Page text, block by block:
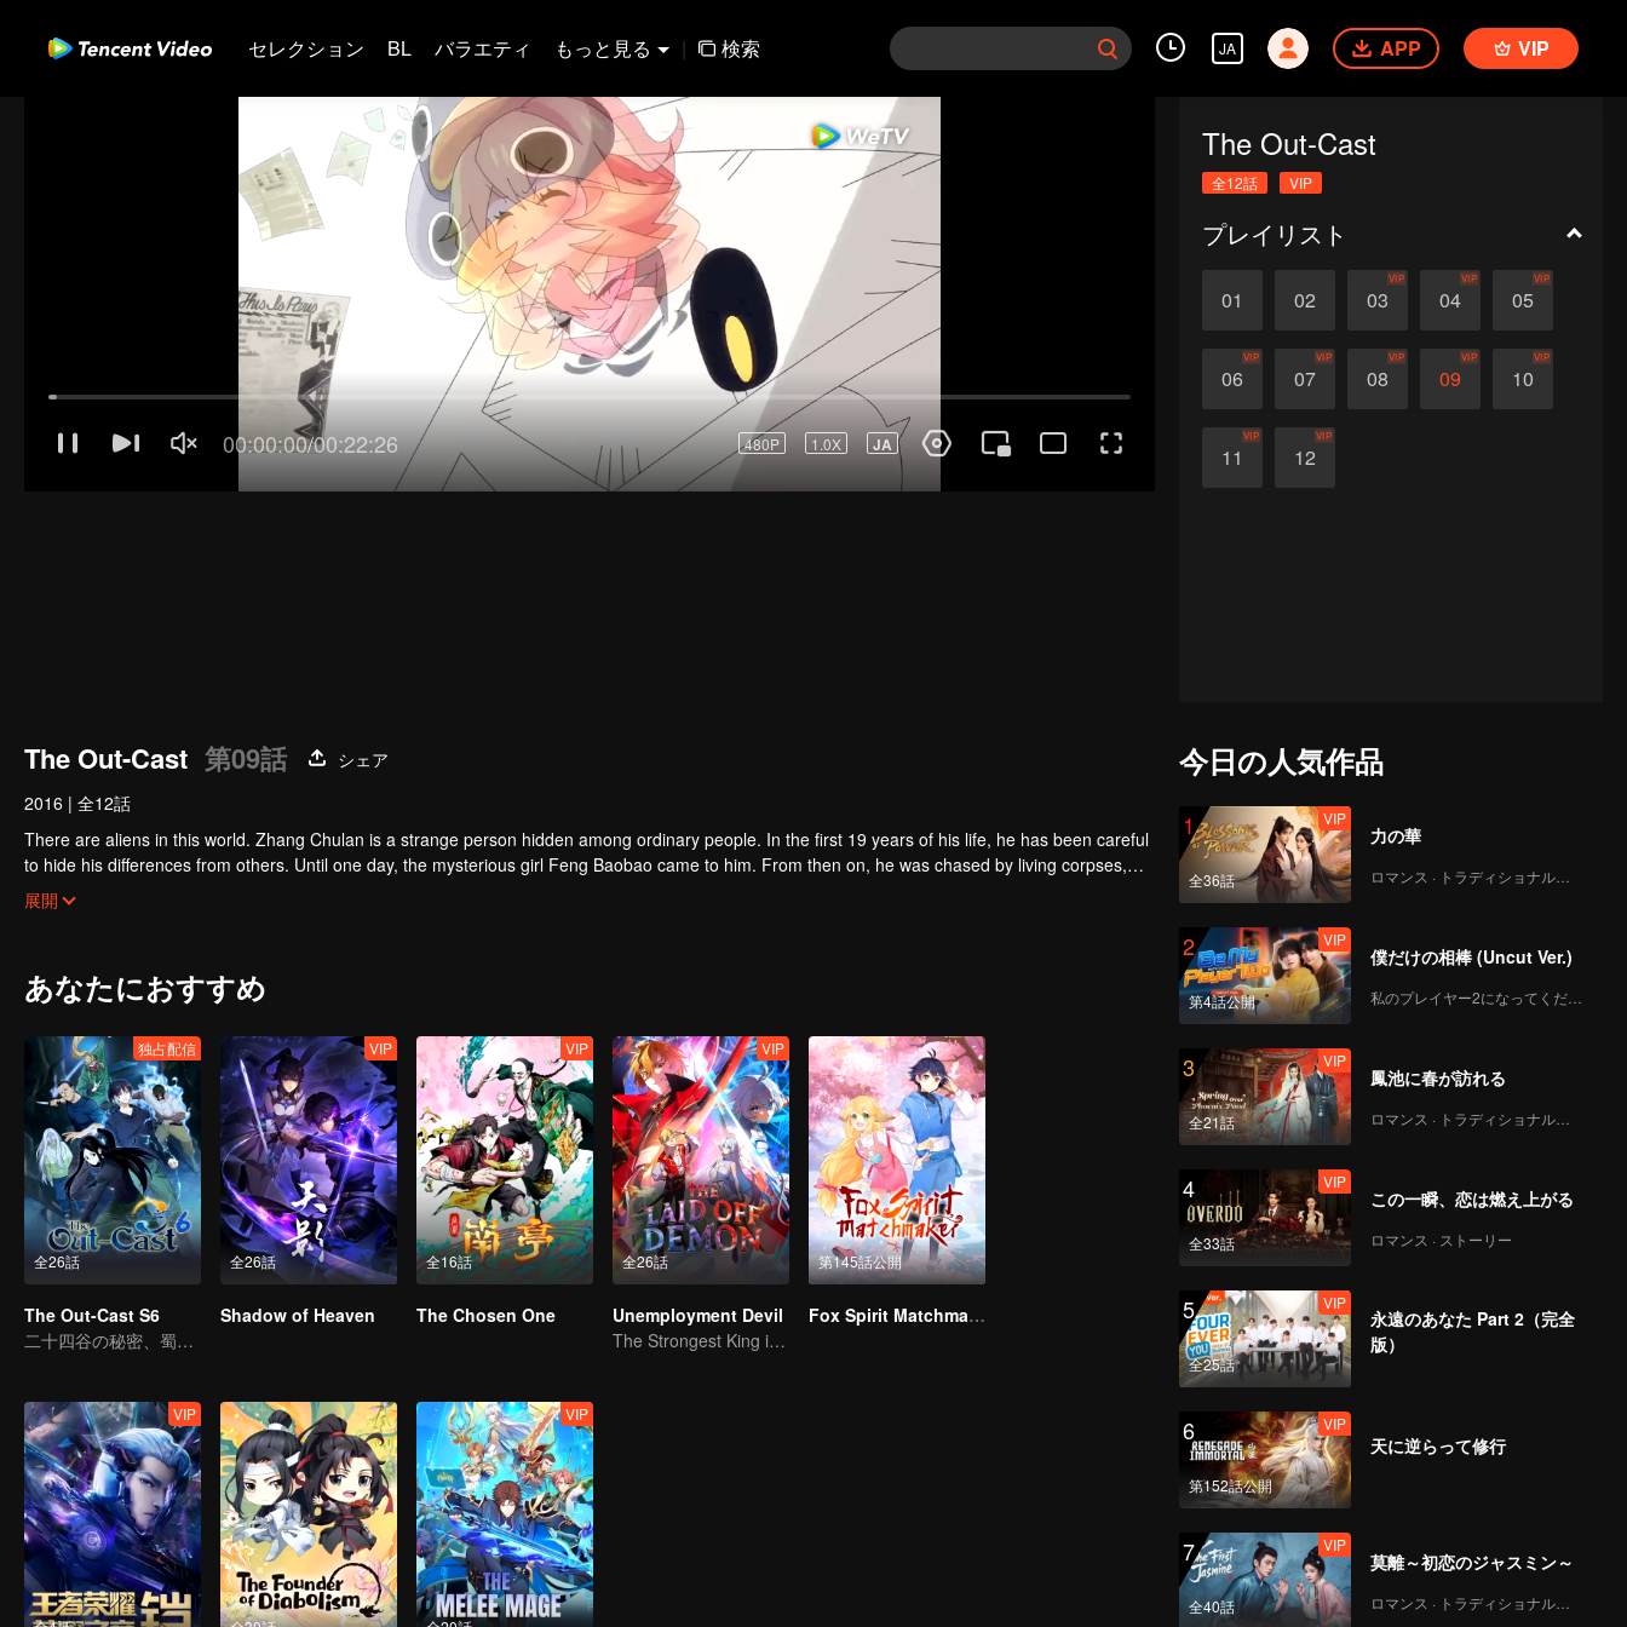
セレクション BL バラエティ もっと見る | 検索 JA APP VIP
The Out-Cast
全12話 VIP
プレイリスト
01 02 03
VIP
04
VIP
05
VIP
06
VIP
07
VIP
08
VIP
09
VIP
10
VIP
11
VIP
12
VIP
The Out-Cast 第09話
シェア
2016 | 全12話
There are aliens in this world. Zhang Chulan is a strange person hidden among ordinary people. In the first 19 years of his life, he has been careful
to hide his differences from others. Until one day, the mysterious girl Feng Baobao came to him. From then on, he was chased by living corpses,
hacked by strange people, and involved in unprecedented troubles...
展開
あなたにおすすめ
全26話
独占配信
The Out-Cast S6
二十四谷の秘密、蜀の旧友と再会
全26話
VIP
Shadow of Heaven
全16話
VIP
The Chosen One
全26話
VIP
Unemployment Devil
The Strongest King in the Demon World Suddenly Gets Laid Off?
第145話公開
Fox Spirit Matchmaker
VIP VIP
今日の人気作品
1
全36話
VIP
力の華
ロマンス · トラディショナル・コスチューム
2
第4話公開
VIP
僕だけの相棒 (Uncut Ver.)
私のプレイヤー2になってください
3
全21話
VIP
鳳池に春が訪れる
ロマンス · トラディショナル・コスチューム
4
全33話
VIP
この一瞬、恋は燃え上がる
ロマンス · ストーリー
5
全25話
VIP
永遠のあなた Part 2（完全
版）
6
第152話公開
VIP
天に逆らって修行
7
全40話
VIP
莫離～初恋のジャスミン～
ロマンス · トラディショナル・コスチューム